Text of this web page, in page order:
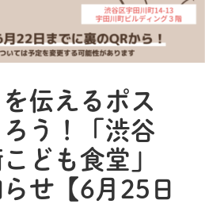
伝えるポス
う！「渋谷
ども食堂」
せ【6月25日